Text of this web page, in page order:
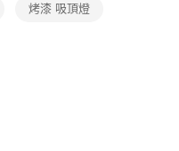
問，請聯繫「AFTEE先享後付
並將交易相關給付款項請求債
烤漆 吸頂燈